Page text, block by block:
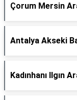
Çorum Mersin
Antalya Akseki
Kadınhanı Ilgın